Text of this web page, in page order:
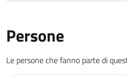
Persone
Le persone che fanno parte di